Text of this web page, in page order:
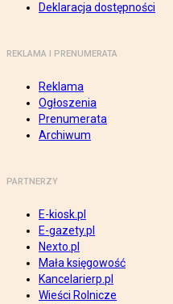
Deklaracja dostępności
REKLAMA I PRENUMERATA
Reklama
Ogłoszenia
Prenumerata
Archiwum
PARTNERZY
E-kiosk.pl
E-gazety.pl
Nexto.pl
Mała księgowość
Kancelarierp.pl
Wieści Rolnicze